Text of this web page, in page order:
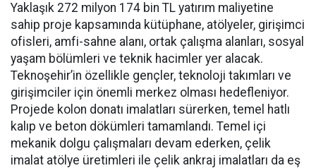
Yaklaşık 272 milyon 174 bin TL yatırım maliyetine
sahip proje kapsamında kütüphane, atölyeler, girişimci
ofisleri, amfi-sahne alanı, ortak çalışma alanları, sosyal
yaşam bölümleri ve teknik hacimler yer alacak.
Teknoşehir’in özellikle gençler, teknoloji takımları ve
girişimciler için önemli merkez olması hedefleniyor.
Projede kolon donatı imalatları sürerken, temel hatlı
kalıp ve beton dökümleri tamamlandı. Temel içi
mekanik dolgu çalışmaları devam ederken, çelik
imalat atölye üretimleri ile çelik ankraj imalatları da eş